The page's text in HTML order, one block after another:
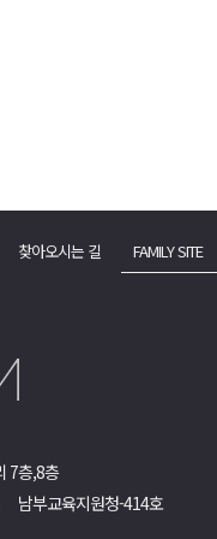
찾아오시는 길 FAMILY SITE
7층,8층
남부교육지원청-414호